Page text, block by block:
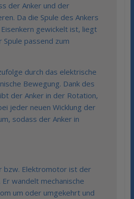
der Anker und der
Da die Spule des Ankers
gewickelt ist, liegt
Spule passend zum
durch das elektrische
Bewegung. Dank des
der Anker in der Rotation,
jeder neuen Wicklung der
sodass der Anker in
bzw. Elektromotor ist der
wandelt mechanische
um oder umgekehrt und